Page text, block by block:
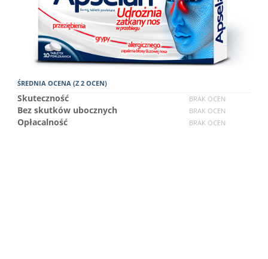
ŚREDNIA OCENA (Z 2 OCEN)
Skuteczność BRAK OCEN
Bez skutków ubocznych BRAK OCEN
Opłacalność BRAK OCEN